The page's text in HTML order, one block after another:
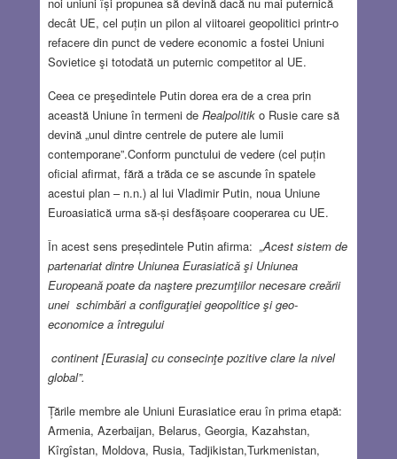
decât UE, cel puțin un pilon al viitoarei geopolitici printr-o
refacere din punct de vedere economic a fostei Uniuni
Sovietice şi totodată un puternic competitor al UE.
Ceea ce preşedintele Putin dorea era de a crea prin
această Uniune în termeni de Realpolitiko Rusie care să
devină „unul dintre centrele de putere ale lumii
contemporane”.Conform punctului de vedere (cel puțin
oficial afirmat, fără a trăda ce se ascunde în spatele
acestui plan – n.n.) al lui Vladimir Putin, noua Uniune
Euroasiatică urma să-și desfășoare cooperarea cu UE.
În acest sens președintele Putin afirma: „Acest sistem de
partenariat dintre Uniunea Eurasiatică şi Uniunea
Europeană poate da naştere prezumţiilor necesare creării
unei schimbări a configuraţiei geopolitice şi geo-
economice a întregului
continent [Eurasia] cu consecinţe pozitive clare la nivel
global”.
Țările membre ale Uniuni Eurasiatice erau în prima etapă:
Armenia, Azerbaijan, Belarus, Georgia, Kazahstan,
Kîrgîstan, Moldova, Rusia, Tadjikistan,Turkmenistan,